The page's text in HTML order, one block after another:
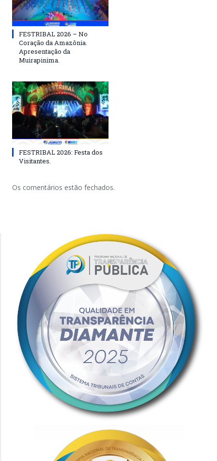
FESTRIBAL 2026 – No
Coração da Amazônia.
Apresentação da
Muirapinima.
FESTRIBAL 2026: Festa dos
Visitantes.
Os comentários estão fechados.